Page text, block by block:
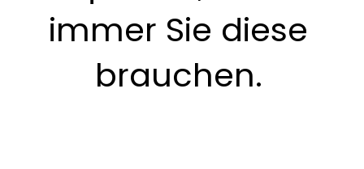
immer Sie diese
brauchen.